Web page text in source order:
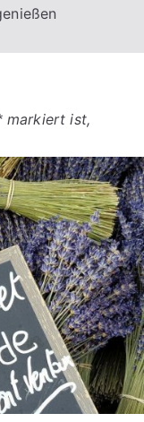
markiert ist,